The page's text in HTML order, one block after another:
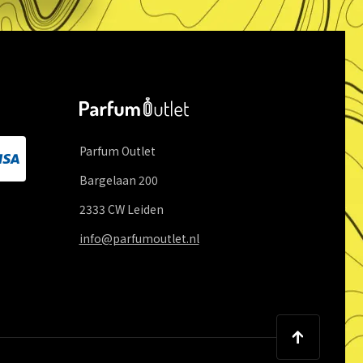
Parfum Outlet
Bargelaan 200
2333 CW Leiden
info@parfumoutlet.nl